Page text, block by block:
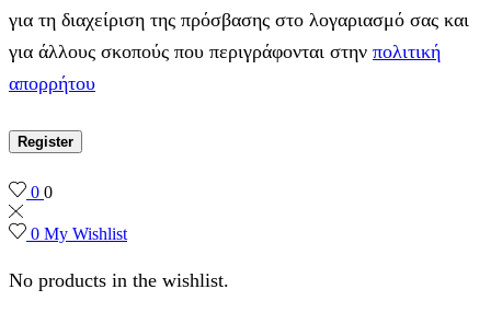
για τη διαχείριση της πρόσβασης στο λογαριασμό σας και
για άλλους σκοπούς που περιγράφονται στην πολιτική
απορρήτου
Register
0 0
0 My Wishlist
No products in the wishlist.